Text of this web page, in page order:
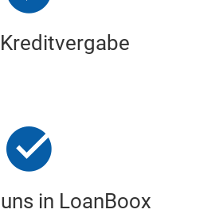
in LoanBoox